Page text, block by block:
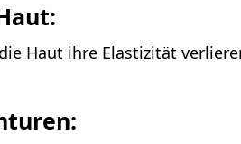
Haut ihre Elastizität